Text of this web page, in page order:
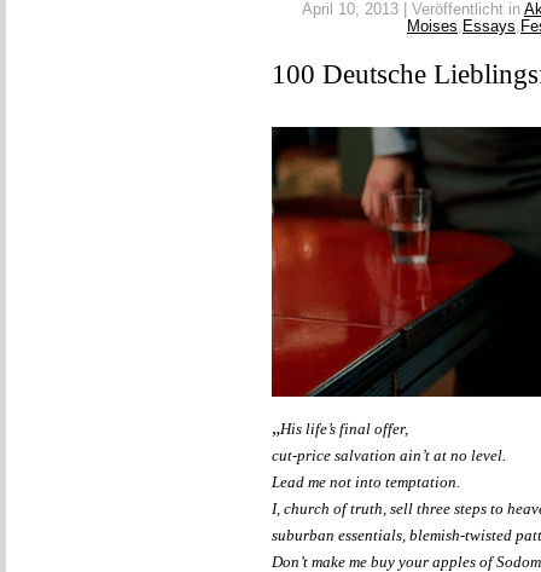
April 10, 2013 | Veröffentlicht in
Moises, Essays,
100 Deutsche
„His life’s final offer,
cut-price salvation ain’t at no level.
Lead me not into temptation.
I, church of truth, sell three steps to
suburban essentials, blemish-twisted
Don’t make me buy your apples of